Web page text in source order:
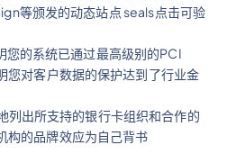
等颁发的动态站点 seals点击可验
您的系统已通过最高级别的PCI
您对客户数据的保护达到了行业金
列出所支持的银行卡组织和合作的
构的品牌效应为自己背书